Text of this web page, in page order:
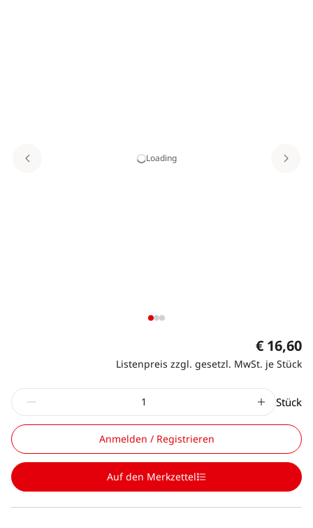
Loading
€ 16,60
Listenpreis zzgl. gesetzl. MwSt. je Stück
Stück
Anmelden / Registrieren
Auf den Merkzettel